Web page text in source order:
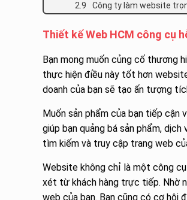
Công ty làm website
Thiết kế Web HCM công cụ
Bạn mong muốn củng cố thương
thực hiện điều này tốt hơn
doanh của bạn sẽ tạo ấn tượng
Muốn sản phẩm của bạn tiếp cận
giúp bạn quảng bá sản phẩm,
tìm kiếm và truy cập trang web
Website không chỉ là một công
xét từ khách hàng trực tiếp. Nhờ
web của bạn. Bạn cũng có cơ hội